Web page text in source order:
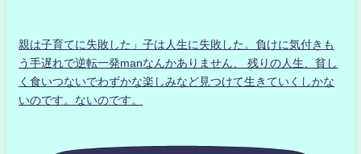
親は子育てに失敗した」子は人生に失敗した。負けに気付きも
う手遅れで逆転一発manなんかありません、 残りの人生、貧し
く食いつないでわずかな楽しみなど見つけて生きていくしかな
いのです。ないのです。